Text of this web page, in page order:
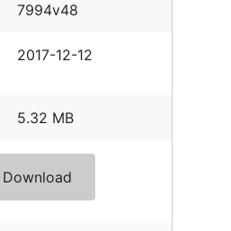
7994v48
2017-12-12
5.32 MB
Download